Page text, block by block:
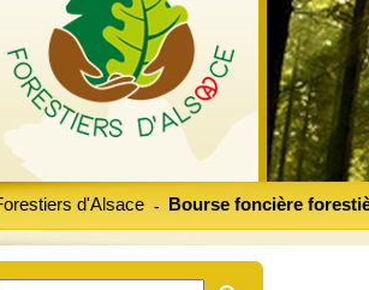
d'Alsace Bourse foncière
-